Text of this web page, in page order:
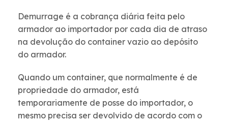
Demurrage é a cobrança diária feita pelo
armador ao importador por cada dia de atraso
na devolução do container vazio ao depósito
do armador.
Quando um container, que normalmente é de
propriedade do armador, está
temporariamente de posse do importador, o
mesmo precisa ser devolvido de acordo com o